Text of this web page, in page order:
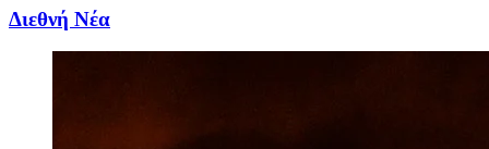
Διεθνή Νέα